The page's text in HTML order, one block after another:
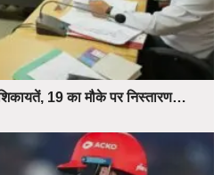
19 का मौके पर निस्तारण…